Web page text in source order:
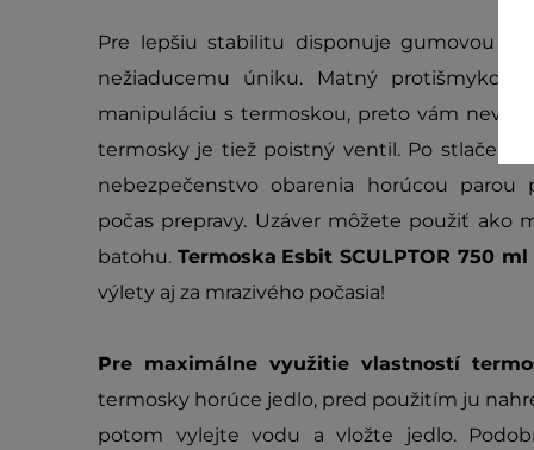
Pre lepšiu stabilitu disponuje gumovou
nežiaducemu úniku. Matný
manipuláciu s termoskou, preto vám
termosky je tiež poistný ventil. Po stlačení
nebezpečenstvo obarenia horúcou
počas prepravy. Uzáver môžete použiť
batohu. Termoska Esbit SCULPTOR 750 ml
výlety aj za mrazivého počasia!
Pre maximálne využitie vlastností
termosky horúce jedlo, pred použitím ju
potom vylejte vodu a vložte jedlo.